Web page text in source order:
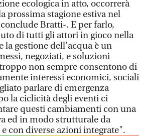
ecologica in atto, occorrerà
prossima stagione estiva nel
Bratti-. E per farlo,
di tutti gli attori in gioco nella
la gestione dell’acqua è un
negoziati, e soluzioni
non sempre consentono di
interessi economici, sociali
parlare di emergenza
la ciclicità degli eventi ci
questi cambiamenti con una
ed in modo strutturale da
con diverse azioni integrate".